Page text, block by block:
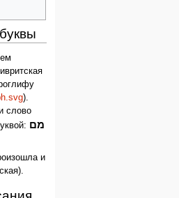
, ивритская
).
слово
מם
и